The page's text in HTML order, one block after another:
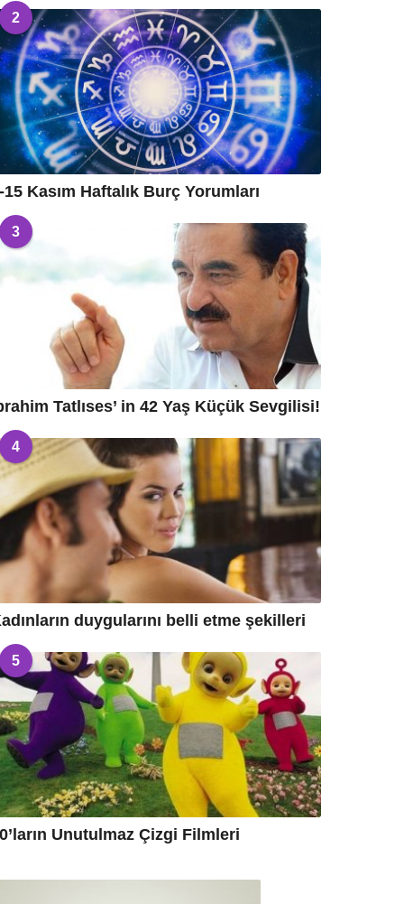
2
15 Kasım Haftalık Burç Yorumları
3
Tatlıses’ in 42 Yaş Küçük Sevgilisi!
4
duygularını belli etme şekilleri
5
Unutulmaz Çizgi Filmleri